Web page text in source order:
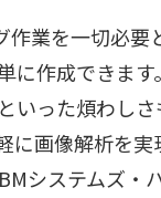
作業を一切必
に作成できま
いった煩わし
に画像解析を
システムズ・